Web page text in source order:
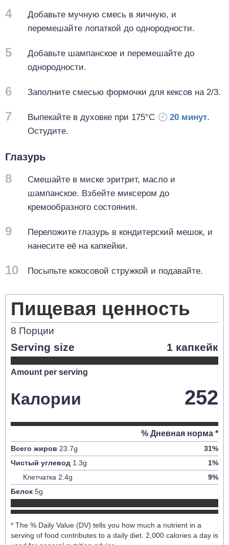
4
Добавьте мучную смесь в яичную, и
перемешайте лопаткой до однородности.
5
Добавьте шампанское и перемешайте до
однородности.
6 Заполните смесью формочки для кексов на 2/3.
7 Выпекайте в духовке при 175°C 20 минут.
Остудите.
Глазурь
8
Смешайте в миске эритрит, масло и
шампанское. Взбейте миксером до
кремообразного состояния.
9
Переложите глазурь в кондитерский мешок, и
нанесите её на капкейки.
10 Посыпьте кокосовой стружкой и подавайте.
Пищевая ценность
8 Порции
Serving size 1 капкейк
Amount per serving
Калории 252
% Дневная норма *
Всего жиров 23.7g 31%
Чистый углевод 1.3g 1%
Клетчатка 2.4g 9%
Белок 5g
* The % Daily Value (DV) tells you how much a nutrient in a
serving of food contributes to a daily diet. 2,000 calories a day is